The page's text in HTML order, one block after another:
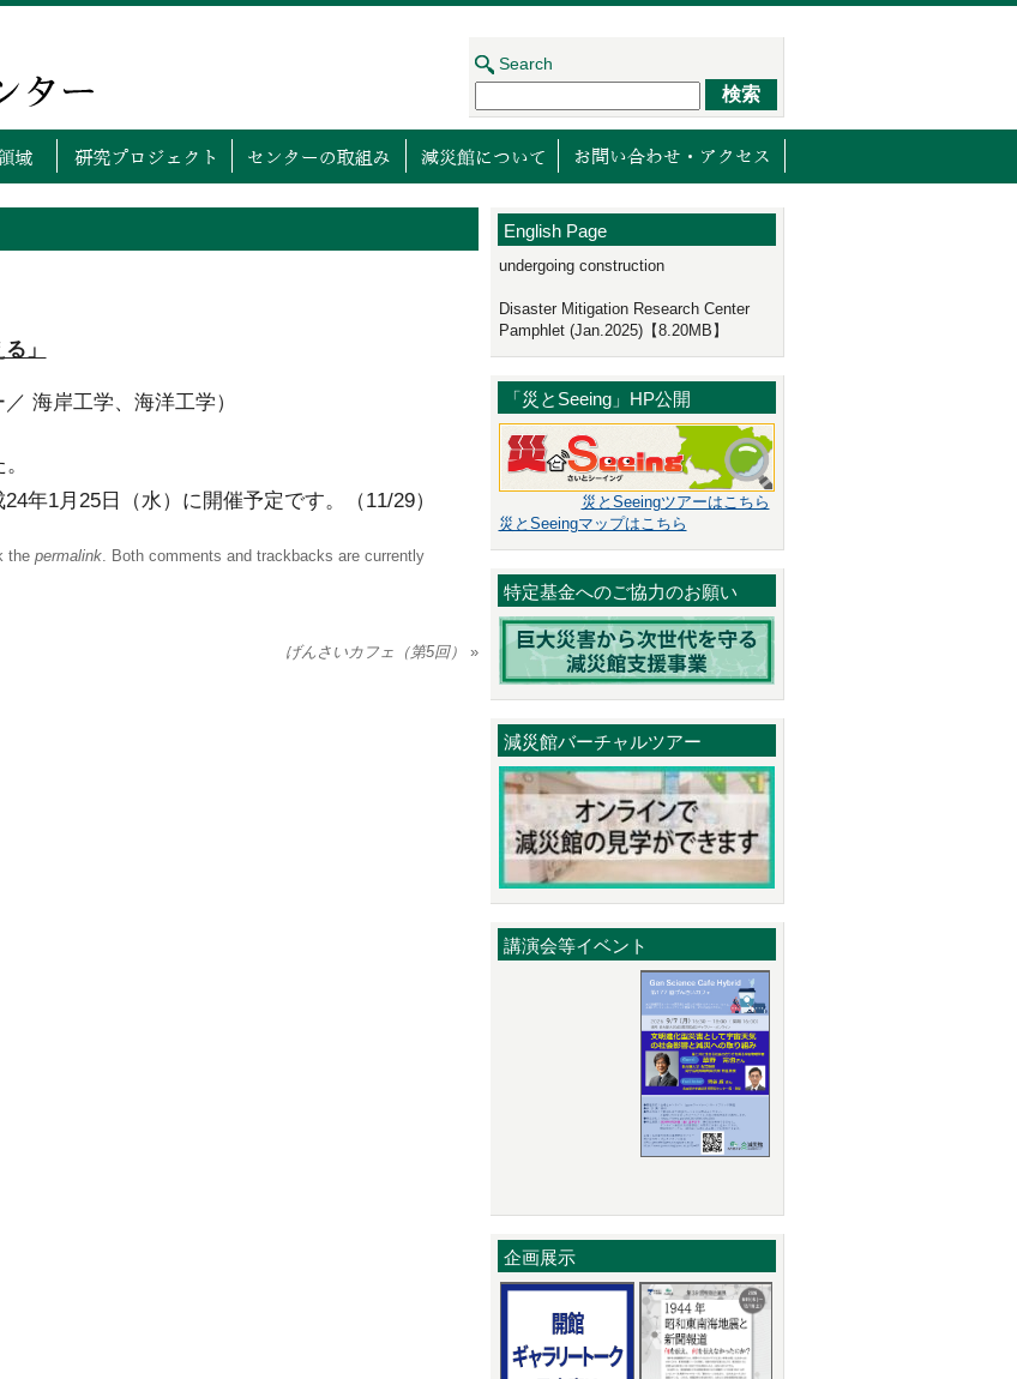
センターについて
研究領域 研究プロジェクト センターの取り組み減災館について
Search
」
海岸工学、海洋工学）
年1月25日（水）に開催予定です。（11/29）
the permalink. Both comments and trackbacks are currently
げんさいカフェ（第5回） »
English Page
undergoing construction
Disaster Mitigation Research Center
Pamphlet (Jan.2025)【8.20MB】
「災とSeeing」HP公開
災とSeeingツアーはこちら
災とSeeingマップはこちら
特定基金へのご協力のお願い
減災館バーチャルツアー
講演会等イベント
企画展示